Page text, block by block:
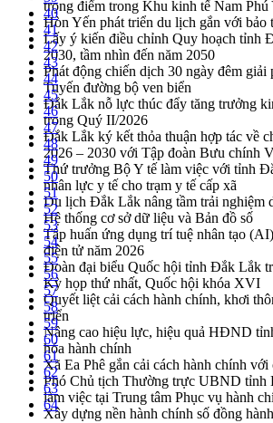
trọng điểm trong Khu kinh tế Nam Phú
Hòn Yến phát triển du lịch gắn với bảo
Lấy ý kiến điều chỉnh Quy hoạch tỉnh
2030, tầm nhìn đến năm 2050
Phát động chiến dịch 30 ngày đêm giải
Tuyến đường bộ ven biển
Đắk Lắk nỗ lực thúc đẩy tăng trưởng
trong Quý II/2026
Đắk Lắk ký kết thỏa thuận hợp tác về
2026 – 2030 với Tập đoàn Bưu chính
Thứ trưởng Bộ Y tế làm việc với tỉnh
nhân lực y tế cho trạm y tế cấp xã
Du lịch Đắk Lắk nâng tầm trải nghiệm
Hệ thống cơ sở dữ liệu và Bản đồ số
Tập huấn ứng dụng trí tuệ nhân tạo
điện tử năm 2026
Đoàn đại biểu Quốc hội tỉnh Đắk Lắk
Kỳ họp thứ nhất, Quốc hội khóa XVI
Quyết liệt cải cách hành chính, khơi
triển
Nâng cao hiệu lực, hiệu quả HĐND
hóa hành chính
Xã Ea Phê gắn cải cách hành chính với
Phó Chủ tịch Thường trực UBND tỉnh
làm việc tại Trung tâm Phục vụ hành
Xây dựng nền hành chính số đồng
40
41
42
43
44
45
46
47
48
49
50
51
52
53
54
55
56
57
58
59
60
61
62
63
64